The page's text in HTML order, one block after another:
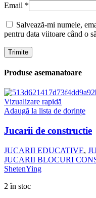
Email *
Salvează-mi numele,
pentru data viitoare când o
Produse asemanatoare
Vizualizare rapidă
Adaugă la lista de dorințe
Jucarii de constructie
JUCARII EDUCATIVE,
JUCARII BLOCURI
ShetenYing
2 în stoc